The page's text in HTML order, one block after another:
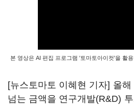
본 영상은 AI 편집 프로그램 '토마토아이컷'을 활용
[뉴스토마토 이혜현 기자] 올해
넘는 금액을 연구개발(R&D)